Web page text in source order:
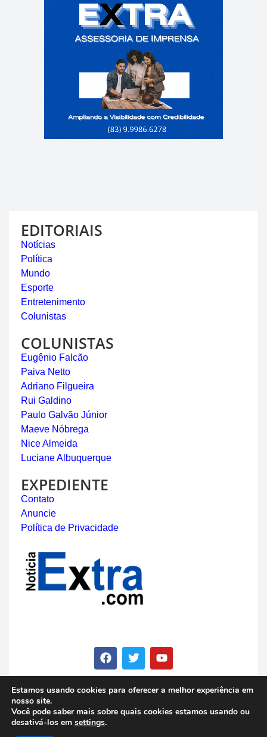
EDITORIAIS
Notícias
Política
Mundo
Esporte
Entretenimento
Colunistas
COLUNISTAS
Eugênio Falcão
Paiva Netto
Adriano Filgueira
Rui Galdino
Paulo Galvão Júnior
Maeve Nóbrega
Nice Almeida
Luciane Albuquerque
EXPEDIENTE
Contato
Anuncie
Política de Privacidade
© Copyright 2023 - Notícia Extra - Todos os direitos
reservados
Estamos usando cookies para oferecer a melhor experiência em
nosso site.
Você pode saber mais sobre quais cookies estamos usando ou
desativá-los em settings.